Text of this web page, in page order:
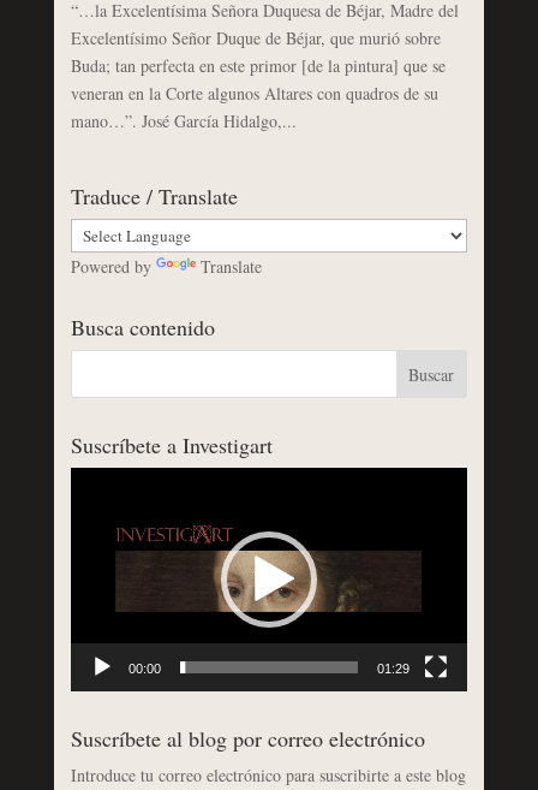
“…la Excelentísima Señora Duquesa de Béjar, Madre del
Excelentísimo Señor Duque de Béjar, que murió sobre
Buda; tan perfecta en este primor [de la pintura] que se
veneran en la Corte algunos Altares con quadros de su
mano…”. José García Hidalgo,...
Traduce / Translate
Powered by Translate
Busca contenido
Suscríbete a Investigart
00:00 01:29
Suscríbete al blog por correo electrónico
Introduce tu correo electrónico para suscribirte a este blog